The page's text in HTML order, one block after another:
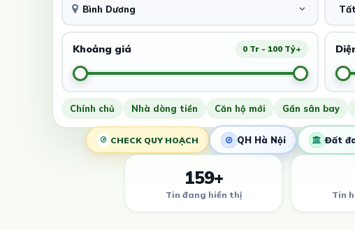
Bình Dương
Khoảng giá 0 Tr - 100 Tỷ+
Chính chủ Nhà dòng tiền Căn hộ mới Gần sân bay
CHECK QUY HOẠCH QH Hà Nội Đất
159+
Tin đang hiển thị Tin